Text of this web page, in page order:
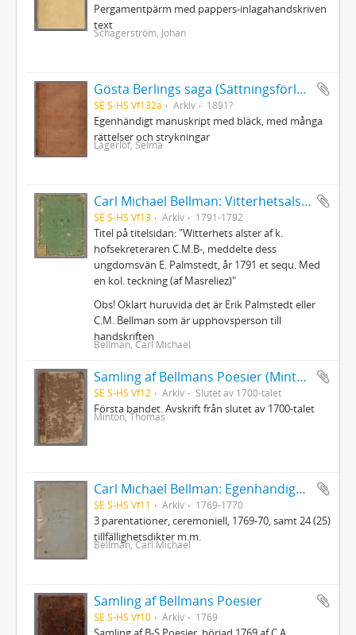
Pergamentpärm med pappers-inlagahandskriven
text
Schagerström, Johan
Gösta Berlings saga (Sättningsförlagan)
SE S-HS Vf132a Arkiv 1891?
Egenhändigt manuskript med bläck, med många
rättelser och strykningar
Lagerlöf, Selma
Carl Michael Bellman: Vitterhetsalster
SE S-HS Vf13 Arkiv 1791-1792
Titel på titelsidan: "Witterhets alster af k.
hofsekreteraren C.M.B-, meddelte dess
ungdomsvän E. Palmstedt, år 1791 et sequ. Med
en kol. teckning (af Masreliez)"
Obs! Oklart huruvida det är Erik Palmstedt eller
C.M. Bellman som är upphovsperson till
handskriften
Bellman, Carl Michael
Samling af Bellmans Poesier (Mintons ex.)
SE S-HS Vf12 Arkiv Slutet av 1700-talet
Första bandet. Avskrift från slutet av 1700-talet
Minton, Thomas
Carl Michael Bellman: Egenhändiga koncepter
SE S-HS Vf11 Arkiv 1769-1770
3 parentationer, ceremoniell, 1769-70, samt 24 (25)
tillfällighetsdikter m.m.
Bellman, Carl Michael
Samling af Bellmans Poesier
SE S-HS Vf10 Arkiv 1769